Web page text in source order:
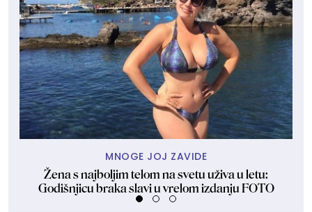
MNOGE JOJ ZAVIDE
Žena s najboljim telom na svetu uživa u letu:
Godišnjicu braka slavi u vrelom izdanju FOTO